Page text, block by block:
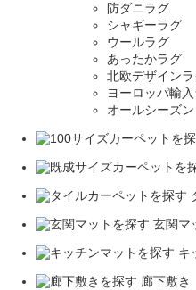
防ダニラグ
シャギーラグ
ウールラグ
あったかラグ
北欧デザイン
ヨーロッパ輸
オールシーズン
玄関マ
キ
廊下敷き